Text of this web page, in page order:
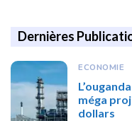
Dernières
ECONOMIE
méga
dollars